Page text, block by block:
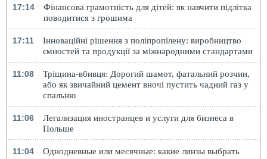
17:14
Фінансова грамотність для дітей: як навчити підлітка
поводитися з грошима
17:11
Інноваційні рішення з поліпропілену: виробництво
ємностей та продукції за міжнародними стандартами
11:08
Тріщина-вбивця: Дорогий шамот, фатальний розчин,
або як звичайний цемент вночі пустить чадний газ у
спальню
11:06
Легализация иностранцев и услуги для бизнеса в
Польше
11:04
Однодневные или месячные: какие линзы выбрать